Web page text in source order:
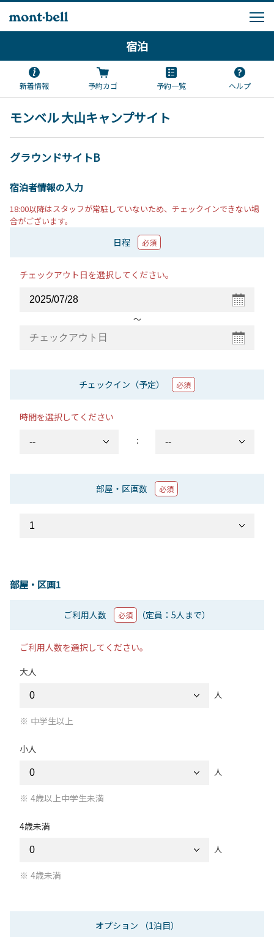
宿泊
新着情報 予約カゴ 予約一覧 ヘルプ
モンベル 大山キャンプサイト
グラウンドサイトB
宿泊者情報の入力
18:00以降はスタッフが常駐していないため、チェックインできない場
合がございます。
日程 必須
チェックアウト日を選択してください。
〜
チェックイン（予定） 必須
時間を選択してください
：
部屋・区画数 必須
部屋・区画1
ご利用人数 必須 （定員：5人まで）
ご利用人数を選択してください。
大人
人
中学生以上
小人
人
4歳以上中学生未満
4歳未満
人
4歳未満
オプション （1泊目）